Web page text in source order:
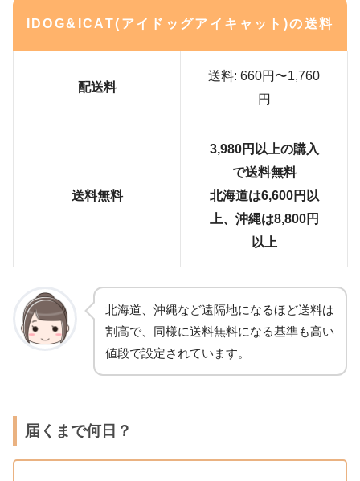
IDOG&ICAT(アイドッグアイキャット)の送料
配送料
送料: 660円〜1,760
円
送料無料
3,980円以上の購入
で送料無料
北海道は6,600円以
上、沖縄は8,800円
以上
北海道、沖縄など遠隔地になるほど送料は
割高で、同様に送料無料になる基準も高い
値段で設定されています。
届くまで何日？